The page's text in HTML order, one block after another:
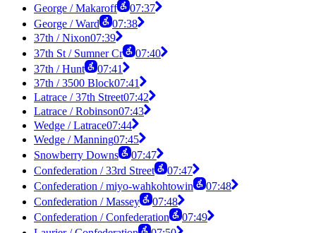
George / Makaroff
07:37
George / Ward
07:38
37th / Nixon07:39
37th St / Sumner Cr
07:40
37th / Hunt
07:41
37th / 3500 Block07:41
Latrace / 37th Street07:42
Latrace / Robinson07:43
Wedge / Latrace07:44
Wedge / Manning07:45
Snowberry Downs
07:47
Confederation / 33rd Street
07:47
Confederation / miyo-wahkohtowin
07:48
Confederation / Massey
07:48
Confederation / Confederation
07:49